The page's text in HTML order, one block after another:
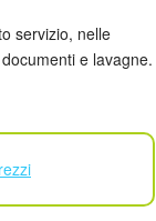
servizio, nelle
e lavagne.